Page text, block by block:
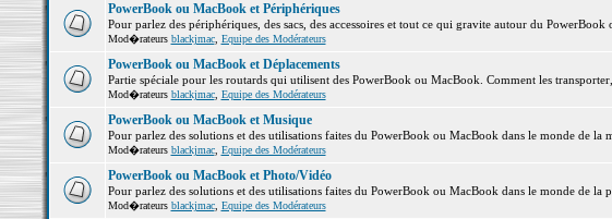
PowerBook ou MacBook et Périphériques
Pour parlez des périphériques, des sacs, des accessoires et tout ce qui gravite autour du PowerBook
Mod�rateurs blackjmac, Equipe des Modérateurs
PowerBook ou MacBook et Déplacements
Partie spéciale pour les routards qui utilisent des PowerBook ou MacBook. Comment les
Mod�rateurs blackjmac, Equipe des Modérateurs
PowerBook ou MacBook et Musique
Pour parlez des solutions et des utilisations faites du PowerBook ou MacBook dans le monde de la
Mod�rateurs blackjmac, Equipe des Modérateurs
PowerBook ou MacBook et Photo/Vidéo
Pour parlez des solutions et des utilisations faites du PowerBook ou MacBook dans le monde de la
Mod�rateurs blackjmac, Equipe des Modérateurs